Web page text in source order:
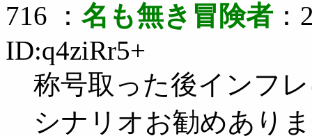
716 ： 名も無き冒険者
ID:q4ziRr5+
称号取った後インフ
シナリオお勧めあり